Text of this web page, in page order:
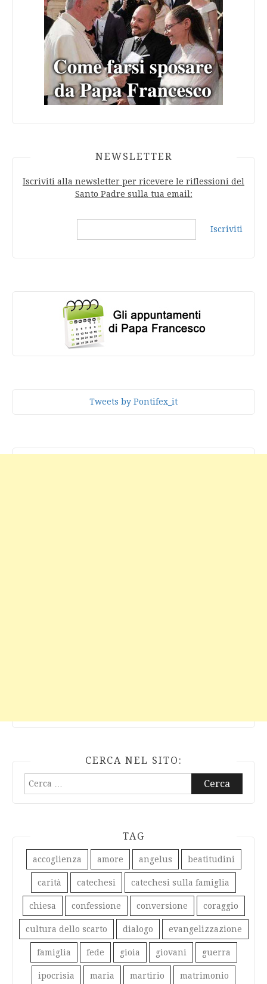
NEWSLETTER
Iscriviti alla newsletter per ricevere le riflessioni del
Santo Padre sulla tua email:
Iscriviti
Tweets by Pontifex_it
CERCA NEL SITO:
Ricerca
per:
TAG
accoglienza amore angelus beatitudini
carità catechesi catechesi sulla famiglia
chiesa confessione conversione coraggio
cultura dello scarto dialogo evangelizzazione
famiglia fede gioia giovani guerra
ipocrisia maria martirio matrimonio